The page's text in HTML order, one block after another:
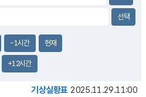
-1시간 현재
+12시간
기상실황표 2025.11.29.11:00